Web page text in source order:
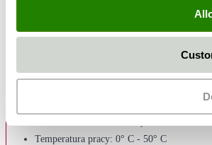
.Adapter do rur o różnych średnicach
Dane techniczne:
Temperatura pracy: 0° C - 50° C